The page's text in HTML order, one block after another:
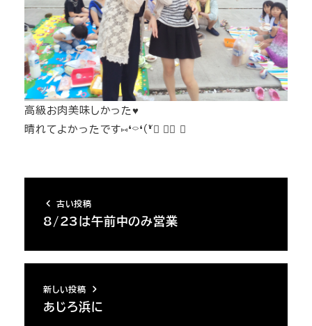
高級お肉美味しかった♥︎
晴れてよかったです⑅❛⌔❛(❛ั▿ ❛ั ⋈
古い投稿
8/23は午前中のみ営業
新しい投稿
あじろ浜に